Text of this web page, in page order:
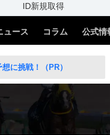
ID新規取得
ュース コラム 公式情
に挑戦！（PR）